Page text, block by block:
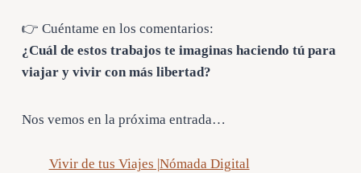
👉 Cuéntame en los comentarios:
¿Cuál de estos trabajos te imaginas haciendo tú para
viajar y vivir con más libertad?
Nos vemos en la próxima entrada…
Vivir de tus Viajes |Nómada Digital